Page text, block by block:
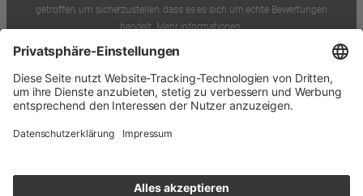
getroffen, um sicherzustellen, dass es es sich um echte Bewertungen
handelt. Mehr Informationen.
Unsere Artikel-Bewertungen im Shop können durch Käufer*innen
selbstständig nach einem tatsächlichen Kauf abgegeben werden. Die
Bewertungen werden vor Veröffentlichung persönlich verifiziert, aber
nicht verändert. So können wir garantieren, dass ein Kauf des
Bewertenden tatsächlich vor der Bewertung stattgefunden hat. Wir
bieten keine Vorteile, Sonderkonditionen, Preisnachlässe oder sonstige
* Bei diesen Daten handelt es sich um Schätzungen des